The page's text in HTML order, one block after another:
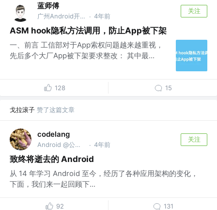
蓝师傅
广州Android开发 @TT · 4年前
关注
ASM hook隐私方法调用，防止App被下架
一、前言 工信部对于App索权问题越来越重视，
先后多个大厂App被下架要求整改： 其中最...
128 15
戈拉滚子 赞了这篇文章
codelang
Android @公众号：扣浪 · 4年前
关注
致终将逝去的 Android
从 14 年学习 Android 至今，经历了各种应用架构的变化，
下面，我们来一起回顾下...
92 131